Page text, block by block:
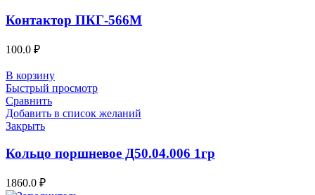
Контактор ПКГ-566М
100.0 ₽
В корзину
Быстрый просмотр
Сравнить
Добавить в список желаний
Закрыть
Кольцо поршневое Д50.04.006 1гр
1860.0 ₽